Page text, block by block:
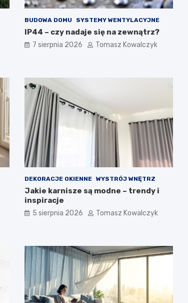
BUDOWA DOMU SYSTEMY WENTYLACYJNE
IP44 – czy nadaje się na zewnątrz?
7 sierpnia 2026 Tomasz Kowalczyk
DEKORACJE OKIENNE WYSTRÓJ WNĘTRZ
Jakie karnisze są modne – trendy i
inspiracje
5 sierpnia 2026 Tomasz Kowalczyk